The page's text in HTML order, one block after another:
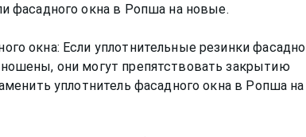
фасадного окна в Ропша на новые.
окна: Если уплотнительные резинки
они могут препятствовать закрытию
уплотнитель фасадного окна в Ропша на